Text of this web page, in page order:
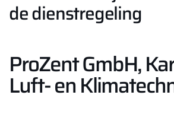
de dienstregeling
ProZent GmbH,
Luft- en